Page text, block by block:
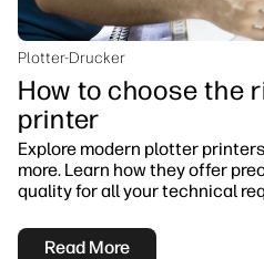
Plotter-Drucker
How to choose the
printer
Explore modern plotter
more. Learn how they offer
quality for all your technical
Read More